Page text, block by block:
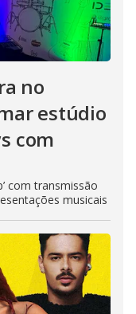
no
estúdio
com
com transmissão
musicais